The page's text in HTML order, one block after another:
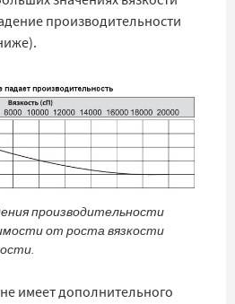
производительности
производительности
от роста вязкости
имеет дополнительного